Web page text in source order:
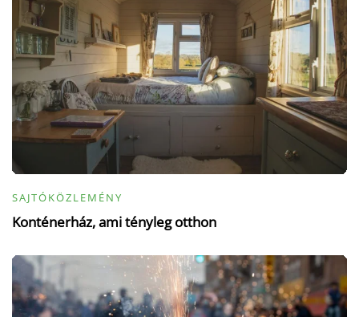
SAJTÓKÖZLEMÉNY
Konténerház, ami tényleg otthon